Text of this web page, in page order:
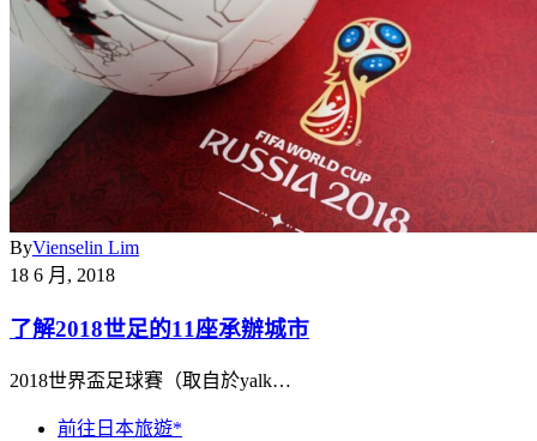
ByVienselin Lim
18 6 月, 2018
了解2018世足的11座承辦城市
2018世界盃足球賽（取自於yalk…
前往日本旅遊*